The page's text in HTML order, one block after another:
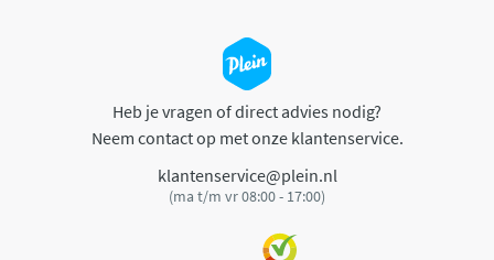
Heb je vragen of direct advies nodig?
Neem contact op met onze klantenservice.
klantenservice@plein.nl
(ma t/m vr 08:00 - 17:00)